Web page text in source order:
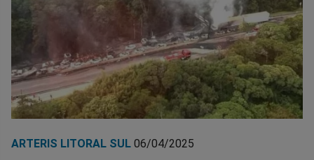
ARTERIS LITORAL SUL 06/04/2025